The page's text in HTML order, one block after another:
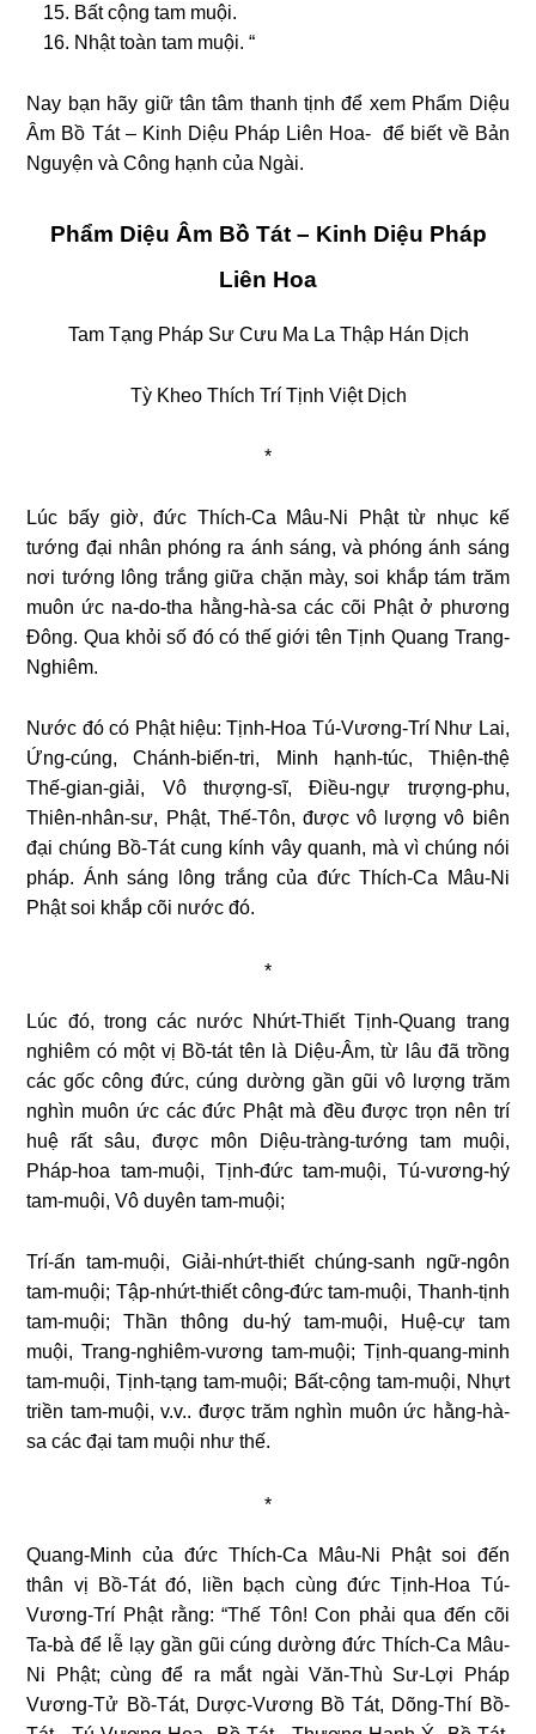
Bất cộng tam muội.
Nhật toàn tam muội. “
Nay bạn hãy giữ tân tâm thanh tịnh để xem Phẩm Diệu
Âm Bồ Tát – Kinh Diệu Pháp Liên Hoa- để biết về Bản
Nguyện và Công hạnh của Ngài.
Phẩm Diệu Âm Bồ Tát – Kinh Diệu Pháp
Liên Hoa
Tam Tạng Pháp Sư Cưu Ma La Thập Hán Dịch
Tỳ Kheo Thích Trí Tịnh Việt Dịch
*
Lúc bấy giờ, đức Thích-Ca Mâu-Ni Phật từ nhục kế
tướng đại nhân phóng ra ánh sáng, và phóng ánh sáng
nơi tướng lông trắng giữa chặn mày, soi khắp tám trăm
muôn ức na-do-tha hằng-hà-sa các cõi Phật ở phương
Đông. Qua khỏi số đó có thế giới tên Tịnh Quang Trang-
Nghiêm.
Nước đó có Phật hiệu: Tịnh-Hoa Tú-Vương-Trí Như Lai,
Ứng-cúng, Chánh-biến-tri, Minh hạnh-túc, Thiện-thệ
Thế-gian-giải, Vô thượng-sĩ, Điều-ngự trượng-phu,
Thiên-nhân-sư, Phật, Thế-Tôn, được vô lượng vô biên
đại chúng Bồ-Tát cung kính vây quanh, mà vì chúng nói
pháp. Ánh sáng lông trắng của đức Thích-Ca Mâu-Ni
Phật soi khắp cõi nước đó.
*
Lúc đó, trong các nước Nhứt-Thiết Tịnh-Quang trang
nghiêm có một vị Bồ-tát tên là Diệu-Âm, từ lâu đã trồng
các gốc công đức, cúng dường gần gũi vô lượng trăm
nghìn muôn ức các đức Phật mà đều được trọn nên trí
huệ rất sâu, được môn Diệu-tràng-tướng tam muội,
Pháp-hoa tam-muội, Tịnh-đức tam-muội, Tú-vương-hý
tam-muội, Vô duyên tam-muội;
Trí-ấn tam-muội, Giải-nhứt-thiết chúng-sanh ngữ-ngôn
tam-muội; Tập-nhứt-thiết công-đức tam-muội, Thanh-tịnh
tam-muội; Thần thông du-hý tam-muội, Huệ-cự tam
muội, Trang-nghiêm-vương tam-muội; Tịnh-quang-minh
tam-muội, Tịnh-tạng tam-muội; Bất-cộng tam-muội, Nhựt
triền tam-muội, v.v.. được trăm nghìn muôn ức hằng-hà-
sa các đại tam muội như thế.
*
Quang-Minh của đức Thích-Ca Mâu-Ni Phật soi đến
thân vị Bồ-Tát đó, liền bạch cùng đức Tịnh-Hoa Tú-
Vương-Trí Phật rằng: “Thế Tôn! Con phải qua đến cõi
Ta-bà để lễ lạy gần gũi cúng dường đức Thích-Ca Mâu-
Ni Phật; cùng để ra mắt ngài Văn-Thù Sư-Lợi Pháp
Vương-Tử Bồ-Tát, Dược-Vương Bồ Tát, Dõng-Thí Bồ-